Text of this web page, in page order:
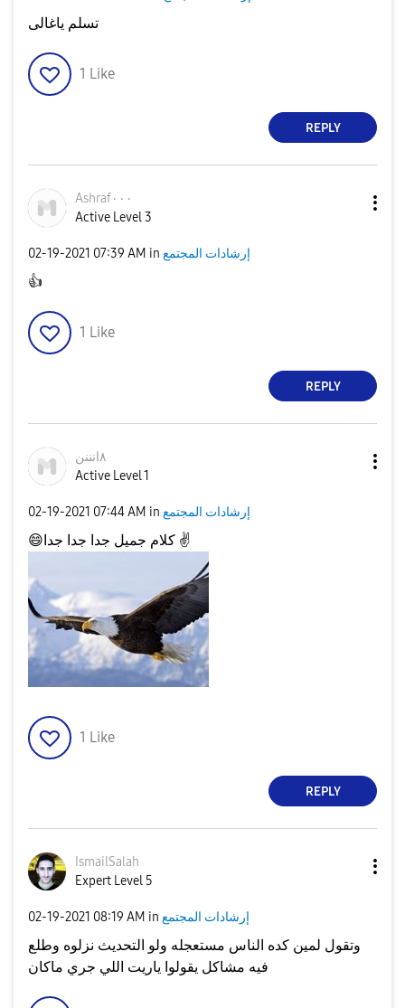
تسلم ياغالى
1 Like
REPLY
Ashraf٠٠٠
Active Level 3
‎02-19-2021 07:39 AM in إرشادات المجتمع
👍
1 Like
REPLY
٨انننن
Active Level 1
‎02-19-2021 07:44 AM in إرشادات المجتمع
😄 كلام جميل جدا جدا جدا ✌
1 Like
REPLY
IsmailSalah
Expert Level 5
‎02-19-2021 08:19 AM in إرشادات المجتمع
وتقول لمين كده الناس مستعجله ولو التحديث نزلوه وطلع
فيه مشاكل يقولوا ياريت اللي جري ماكان